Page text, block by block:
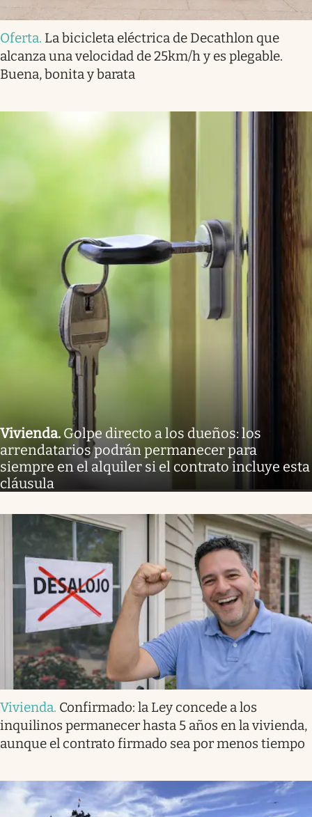
Oferta. La bicicleta eléctrica de Decathlon que
alcanza una velocidad de 25km/h y es plegable.
Buena, bonita y barata
Vivienda. Golpe directo a los dueños: los
arrendatarios podrán permanecer para
siempre en el alquiler si el contrato incluye esta
cláusula
Vivienda. Confirmado: la Ley concede a los
inquilinos permanecer hasta 5 años en la vivienda,
aunque el contrato firmado sea por menos tiempo